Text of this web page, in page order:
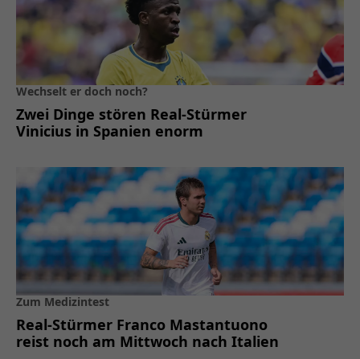
Wechselt er doch noch?
Zwei Dinge stören Real-Stürmer
Vinicius in Spanien enorm
Zum Medizintest
Real-Stürmer Franco Mastantuono
reist noch am Mittwoch nach Italien